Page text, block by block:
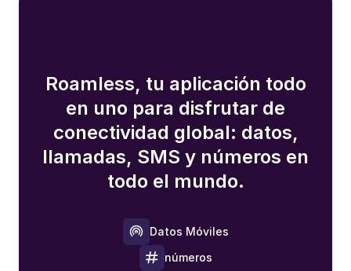
Roamless, tu aplicación todo
en uno para disfrutar de
conectividad global: datos,
llamadas, SMS y números en
todo el mundo.
Datos Móviles
números